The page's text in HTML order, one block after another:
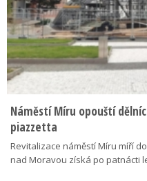
Náměstí Míru opouští
piazzetta
Revitalizace náměstí Míru míří
nad Moravou získá po patnácti